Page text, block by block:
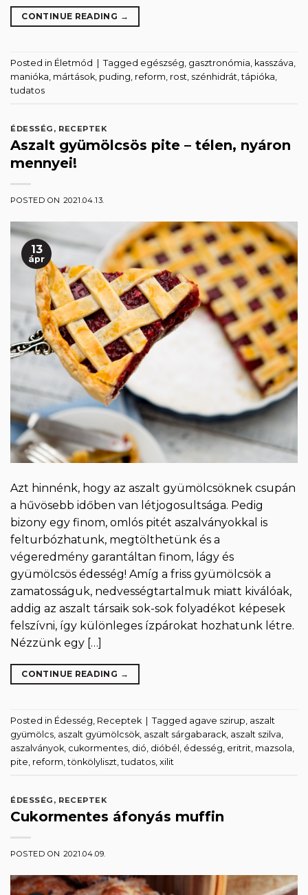
CONTINUE READING →
Posted in Életmód Tagged egészség, gasztronómia, kasszáva,
manióka, mártások, puding, reform, rost, szénhidrát,tápióka,
tudatos
ÉDESSÉG , RECEPTEK
Aszalt gyümölcsös pite – télen, nyáron
mennyei!
POSTED ON 2021.04.13.
13
ápr
Azt hinnénk, hogy az aszalt gyümölcsöknek csupán
a hűvösebb időben van létjogosultsága. Pedig
bizony egy finom, omlós pitét aszalványokkal is
felturbózhatunk, megtölthetünk és a
végeredmény garantáltan finom, lágy és
gyümölcsös édesség! Amíg a friss gyümölcsök a
zamatosságuk, nedvességtartalmuk miatt kiválóak,
addig az aszalt társaik sok-sok folyadékot képesek
felszívni, így különleges ízpárokat hozhatunk létre.
Nézzünk egy […]
CONTINUE READING →
Posted in Édesség, Receptek Tagged agave szirup, aszalt
gyümölcs, aszalt gyümölcsök, aszalt sárgabarack, aszalt szilva,
aszalványok, cukormentes, dió, dióbél , édesség, eritrit, mazsola,
pite, reform,tönkölyliszt,tudatos, xilit
ÉDESSÉG , RECEPTEK
Cukormentes áfonyás muffin
POSTED ON 2021.04.09.